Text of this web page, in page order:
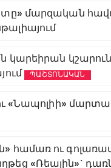
մարզական
կարեիրան
ՊԱՇՏՈՆԱԿԱՆ
«Նապոլիի»
համառ ու
«Ռեալին»`